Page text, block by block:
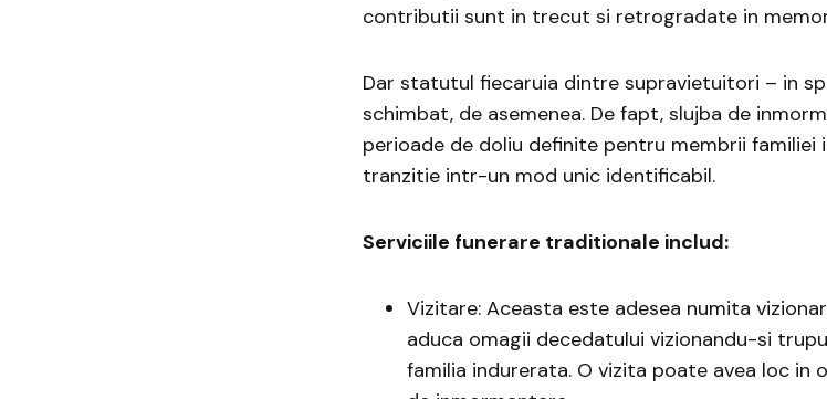
contributii sunt in trecut si retrogradate in
Dar statutul fiecaruia dintre supravietuitori – in
schimbat, de asemenea. De fapt, slujba de
perioade de doliu definite pentru membrii familiei
tranzitie intr-un mod unic identificabil.
Serviciile funerare traditionale includ:
Vizitare: Aceasta este adesea numita
aduca omagii decedatului vizionandu-si
familia indurerata. O vizita poate avea loc in